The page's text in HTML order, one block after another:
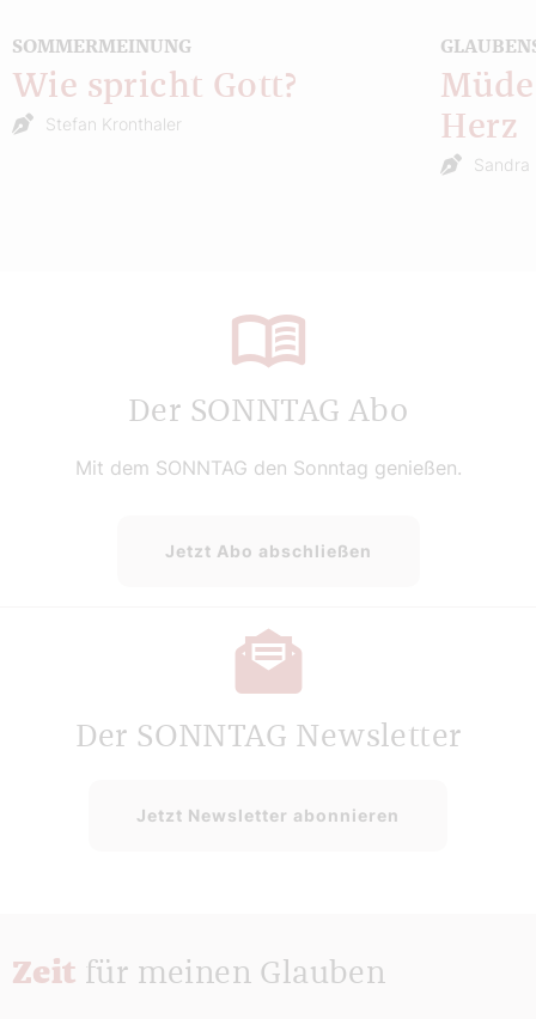
SOMMERMEINUNG
Wie spricht Gott?
Stefan Kronthaler
Herz
Sandra
Der SONNTAG Abo
Mit dem SONNTAG den Sonntag genießen.
Jetzt Abo abschließen
Der SONNTAG Newsletter
Jetzt Newsletter abonnieren
Zeit für meinen Glauben